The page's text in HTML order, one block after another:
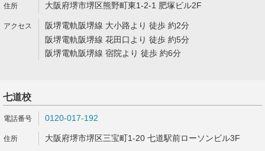
大阪府堺市堺区熊野町東1-2-1 肥塚ビル2F
阪堺電軌阪堺線 大小路より 徒歩 約2分
阪堺電軌阪堺線 花田口より 徒歩 約5分
阪堺電軌阪堺線 宿院より 徒歩 約6分
七道校
0120-017-192
大阪府堺市堺区三宝町1-20 七道駅前ローソンビル3F